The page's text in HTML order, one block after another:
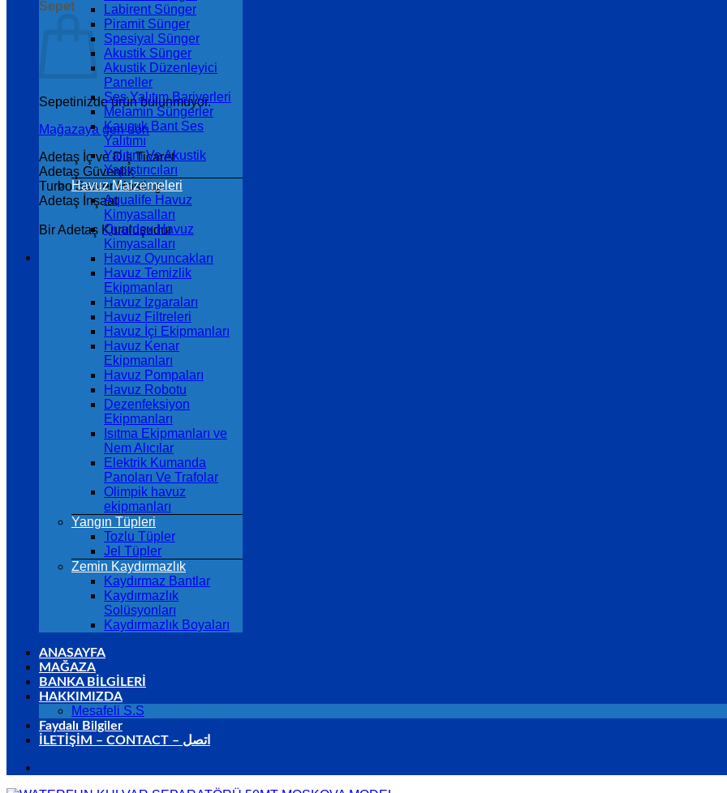
Sepet
Sepetinizde ürün bulunmuyor.
Mağazaya geri dön
Adetaş İç ve Dış Ticaret
Adetaş Güvenlik
Turbo Server Hosting
Adetaş İnşaat
Bir Adetaş Kuruluşudur
Labirent Sünger
Piramit Sünger
Spesiyal Sünger
Akustik Sünger
Akustik Düzenleyici
Paneller
Ses Yalıtım Bariyerleri
Melamin Süngerler
Kauçuk Bant Ses
Yalıtımı
Yalıtım Ve Akustik
Yapıştırıcıları
Havuz Malzemeleri
Aqualife Havuz
Kimyasalları
Quardex Havuz
Kimyasalları
Havuz Oyuncakları
Havuz Temizlik
Ekipmanları
Havuz Izgaraları
Havuz Filtreleri
Havuz İçi Ekipmanları
Havuz Kenar
Ekipmanları
Havuz Pompaları
Havuz Robotu
Dezenfeksiyon
Ekipmanları
Isıtma Ekipmanları ve
Nem Alıcılar
Elektrik Kumanda
Panoları Ve Trafolar
Olimpik havuz
ekipmanları
Yangın Tüpleri
Tozlu Tüpler
Jel Tüpler
Zemin Kaydırmazlık
Kaydırmaz Bantlar
Kaydırmazlık
Solüsyonları
Kaydırmazlık Boyaları
ANASAYFA
MAĞAZA
BANKA BİLGİLERİ
HAKKIMIZDA
Mesafeli S.S
Faydalı Bilgiler
İLETİŞİM – CONTACT – اتصل